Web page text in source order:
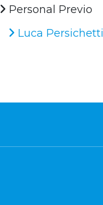
Personal Previo
Luca Persichetti